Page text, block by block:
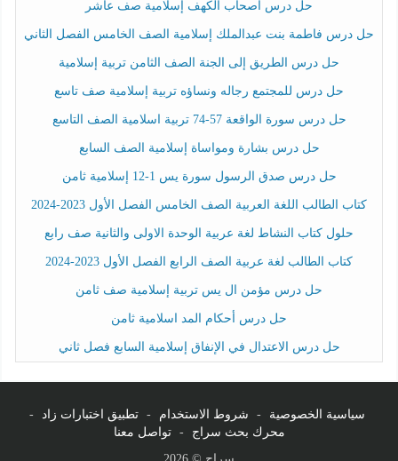
حل درس أصحاب الكهف إسلامية صف عاشر
حل درس فاطمة بنت عبدالملك إسلامية الصف الخامس الفصل الثاني
حل درس الطريق إلى الجنة الصف الثامن تربية إسلامية
حل درس للمجتمع رجاله ونساؤه تربية إسلامية صف تاسع
حل درس سورة الواقعة 57-74 تربية اسلامية الصف التاسع
حل درس بشارة ومواساة إسلامية الصف السابع
حل درس صدق الرسول سورة يس 1-12 إسلامية ثامن
كتاب الطالب اللغة العربية الصف الخامس الفصل الأول 2023-2024
حلول كتاب النشاط لغة عربية الوحدة الاولى والثانية صف رابع
كتاب الطالب لغة عربية الصف الرابع الفصل الأول 2023-2024
حل درس مؤمن ال يس تربية إسلامية صف ثامن
حل درس أحكام المد اسلامية ثامن
حل درس الاعتدال في الإنفاق إسلامية السابع فصل ثاني
سياسية الخصوصية - شروط الاستخدام - تطبيق اختبارات زاد
-
محرك بحث سراج
-
تواصل معنا